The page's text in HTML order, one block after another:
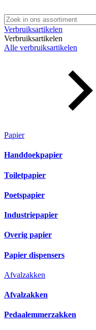
Zoeken
naar:
Verbruiksartikelen
Verbruiksartikelen
Alle verbruiksartikelen
Papier
Handdoekpapier
Toiletpapier
Poetspapier
Industriepapier
Overig papier
Papier dispensers
Afvalzakken
Afvalzakken
Pedaalemmerzakken